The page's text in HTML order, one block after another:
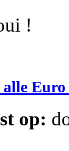
!
Euro
op: